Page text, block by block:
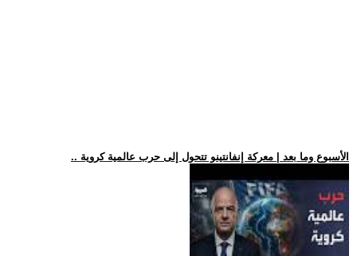
.. الأسبوع وما بعد | معركة إنفانتينو تتحول إلى حرب عالمية كروية